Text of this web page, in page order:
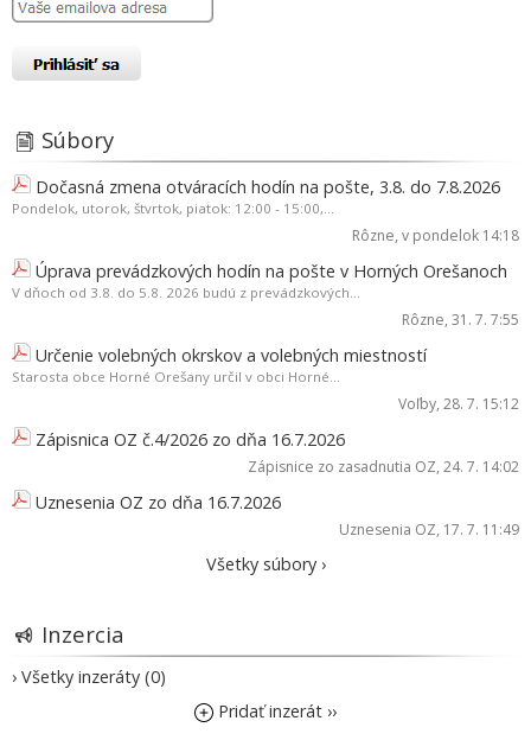
Súbory
Dočasná zmena otváracích hodín na pošte, 3.8. do 7.8.2026
Pondelok, utorok, štvrtok, piatok: 12:00 - 15:00,...
Rôzne, v pondelok 14:18
Úprava prevádzkových hodín na pošte v Horných Orešanoch
V dňoch od 3.8. do 5.8. 2026 budú z prevádzkových...
Rôzne, 31. 7. 7:55
Určenie volebných okrskov a volebných miestností
Starosta obce Horné Orešany určil v obci Horné...
Voľby, 28. 7. 15:12
Zápisnica OZ č.4/2026 zo dňa 16.7.2026
Zápisnice zo zasadnutia OZ, 24. 7. 14:02
Uznesenia OZ zo dňa 16.7.2026
Uznesenia OZ, 17. 7. 11:49
Všetky súbory ›
Inzercia
› Všetky inzeráty (0)
Pridať inzerát ››